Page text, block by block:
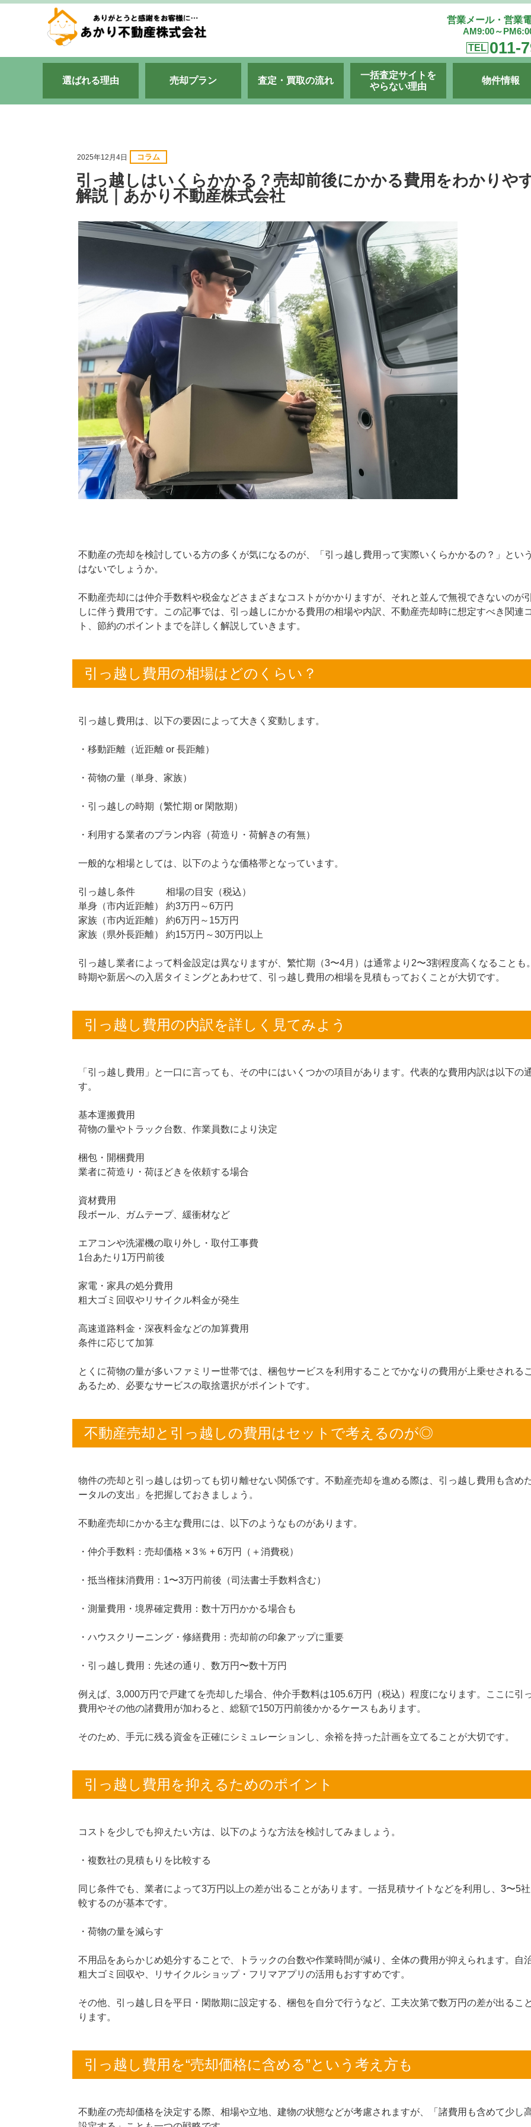
営業メール・営業
AM9:00～
TEL 011-
選ばれる理由 売却プラン 査定・買取の流れ
一括査定サイトを
やらない理由
物件情報
2025年12月4日 コラム
引っ越しはいくらかかる？売却前後にかかる費用をわかりや
解説｜あかり不動産株式会社
不動産の売却を検討している方の多くが気になるのが、「引っ越し費用って実際いくらかかるの？」とい
はないでしょうか。
不動産売却には仲介手数料や税金などさまざまなコストがかかりますが、それと並んで無視できないのが
しに伴う費用です。この記事では、引っ越しにかかる費用の相場や内訳、不動産売却時に想定すべき関連
ト、節約のポイントまでを詳しく解説していきます。
引っ越し費用の相場はどのくらい？
引っ越し費用は、以下の要因によって大きく変動します。
・移動距離（近距離 or 長距離）
・荷物の量（単身、家族）
・引っ越しの時期（繁忙期 or 閑散期）
・利用する業者のプラン内容（荷造り・荷解きの有無）
一般的な相場としては、以下のような価格帯となっています。
引っ越し条件
相場の目安（税込）
単身（市内近距離）
約3万円～6万円
家族（市内近距離）
約6万円～15万円
家族（県外長距離）
約15万円～30万円以上
引っ越し業者によって料金設定は異なりますが、繁忙期（3〜4月）は通常より2〜3割程度高くなることも
時期や新居への入居タイミングとあわせて、引っ越し費用の相場を見積もっておくことが大切です。
引っ越し費用の内訳を詳しく見てみよう
「引っ越し費用」と一口に言っても、その中にはいくつかの項目があります。代表的な費用内訳は以下の
す。
基本運搬費用
荷物の量やトラック台数、作業員数により決定
梱包・開梱費用
業者に荷造り・荷ほどきを依頼する場合
資材費用
段ボール、ガムテープ、緩衝材など
エアコンや洗濯機の取り外し・取付工事費
1台あたり1万円前後
家電・家具の処分費用
粗大ゴミ回収やリサイクル料金が発生
高速道路料金・深夜料金などの加算費用
条件に応じて加算
とくに荷物の量が多いファミリー世帯では、梱包サービスを利用することでかなりの費用が上乗せされる
あるため、必要なサービスの取捨選択がポイントです。
不動産売却と引っ越しの費用はセットで考えるのが◎
物件の売却と引っ越しは切っても切り離せない関係です。不動産売却を進める際は、引っ越し費用も含め
ータルの支出」を把握しておきましょう。
不動産売却にかかる主な費用には、以下のようなものがあります。
・仲介手数料：売却価格 × 3％ + 6万円（＋消費税）
・抵当権抹消費用：1〜3万円前後（司法書士手数料含む）
・測量費用・境界確定費用：数十万円かかる場合も
・ハウスクリーニング・修繕費用：売却前の印象アップに重要
・引っ越し費用：先述の通り、数万円〜数十万円
例えば、3,000万円で戸建てを売却した場合、仲介手数料は105.6万円（税込）程度になります。ここに引
費用やその他の諸費用が加わると、総額で150万円前後かかるケースもあります。
そのため、手元に残る資金を正確にシミュレーションし、余裕を持った計画を立てることが大切です。
引っ越し費用を抑えるためのポイント
コストを少しでも抑えたい方は、以下のような方法を検討してみましょう。
・複数社の見積もりを比較する
同じ条件でも、業者によって3万円以上の差が出ることがあります。一括見積サイトなどを利用し、3〜5
較するのが基本です。
・荷物の量を減らす
不用品をあらかじめ処分することで、トラックの台数や作業時間が減り、全体の費用が抑えられます。自
粗大ゴミ回収や、リサイクルショップ・フリマアプリの活用もおすすめです。
その他、引っ越し日を平日・閑散期に設定する、梱包を自分で行うなど、工夫次第で数万円の差が出るこ
ります。
引っ越し費用を“売却価格に含める”という考え方も
不動産の売却価格を決定する際、相場や立地、建物の状態などが考慮されますが、「諸費用も含めて少し